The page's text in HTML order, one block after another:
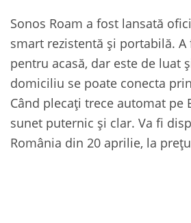
Sonos Roam a fost lansată
smart rezistentă și portabilă.
pentru acasă, dar este de luat
domiciliu se poate conecta
Când plecați trece automat pe
sunet puternic și clar. Va fi
România din 20 aprilie, la